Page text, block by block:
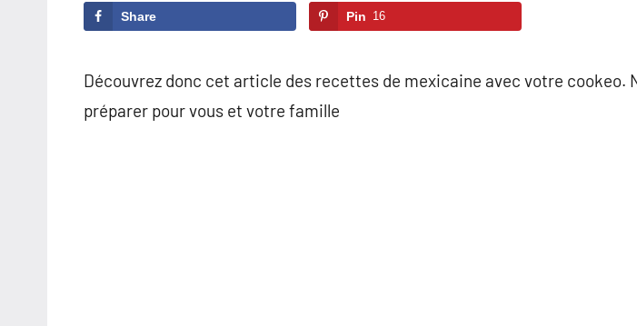
Share Pin 16
Découvrez donc cet article des recettes de mexicaine avec votre cookeo.
préparer pour vous et votre famille